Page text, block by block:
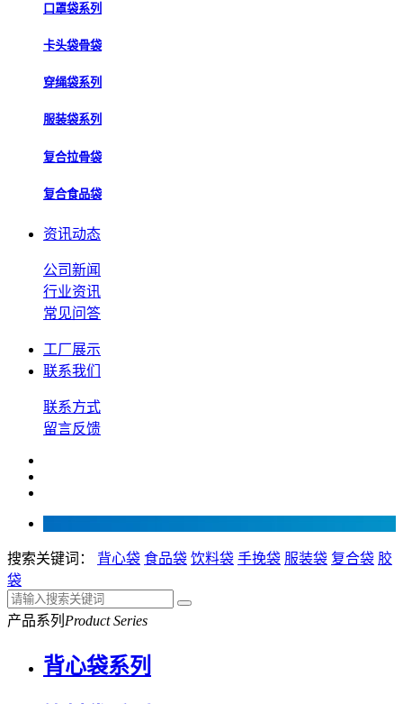
口罩袋系列
卡头袋骨袋
穿绳袋系列
服装袋系列
复合拉骨袋
复合食品袋
资讯动态
公司新闻
行业资讯
常见问答
工厂展示
联系我们
联系方式
留言反馈
搜索关键词： 背心袋 食品袋 饮料袋 手挽袋 服装袋 复合袋 胶
袋
产品系列 Product Series
背心袋系列